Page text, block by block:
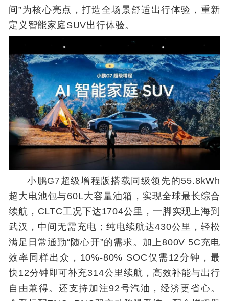
间”为核心亮点，打造全场景舒适出行体验，重新
定义智能家庭SUV出行体验。
小鹏G7超级增程版搭载同级领先的55.8kWh
超大电池包与60L大容量油箱，实现全球最长综合
续航，CLTC工况下达1704公里，一脚实现上海到
武汉，中间无需充电；纯电续航达430公里，轻松
满足日常通勤“随心开”的需求。加上800V 5C充电
效率同样出众，10%-80% SOC仅需12分钟，最
快12分钟即可补充314公里续航，高效补能与出行
自由兼得。还支持加注92号汽油，经济更省心。